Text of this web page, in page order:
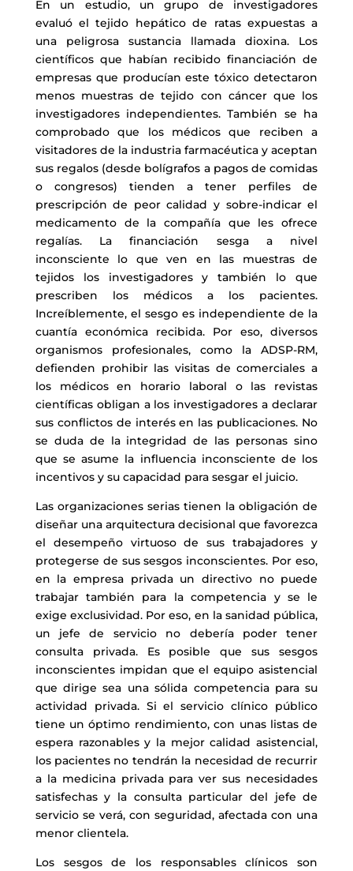
En un estudio, un grupo de investigadores
evaluó el tejido hepático de ratas expuestas a
una peligrosa sustancia llamada dioxina. Los
científicos que habían recibido financiación de
empresas que producían este tóxico detectaron
menos muestras de tejido con cáncer que los
investigadores independientes. También se ha
comprobado que los médicos que reciben a
visitadores de la industria farmacéutica y aceptan
sus regalos (desde bolígrafos a pagos de comidas
o congresos) tienden a tener perfiles de
prescripción de peor calidad y sobre-indicar el
medicamento de la compañía que les ofrece
regalías. La financiación sesga a nivel
inconsciente lo que ven en las muestras de
tejidos los investigadores y también lo que
prescriben los médicos a los pacientes.
Increíblemente, el sesgo es independiente de la
cuantía económica recibida. Por eso, diversos
organismos profesionales, como la ADSP-RM,
defienden prohibir las visitas de comerciales a
los médicos en horario laboral o las revistas
científicas obligan a los investigadores a declarar
sus conflictos de interés en las publicaciones. No
se duda de la integridad de las personas sino
que se asume la influencia inconsciente de los
incentivos y su capacidad para sesgar el juicio.
Las organizaciones serias tienen la obligación de
diseñar una arquitectura decisional que favorezca
el desempeño virtuoso de sus trabajadores y
protegerse de sus sesgos inconscientes. Por eso,
en la empresa privada un directivo no puede
trabajar también para la competencia y se le
exige exclusividad. Por eso, en la sanidad pública,
un jefe de servicio no debería poder tener
consulta privada. Es posible que sus sesgos
inconscientes impidan que el equipo asistencial
que dirige sea una sólida competencia para su
actividad privada. Si el servicio clínico público
tiene un óptimo rendimiento, con unas listas de
espera razonables y la mejor calidad asistencial,
los pacientes no tendrán la necesidad de recurrir
a la medicina privada para ver sus necesidades
satisfechas y la consulta particular del jefe de
servicio se verá, con seguridad, afectada con una
menor clientela.
Los sesgos de los responsables clínicos son